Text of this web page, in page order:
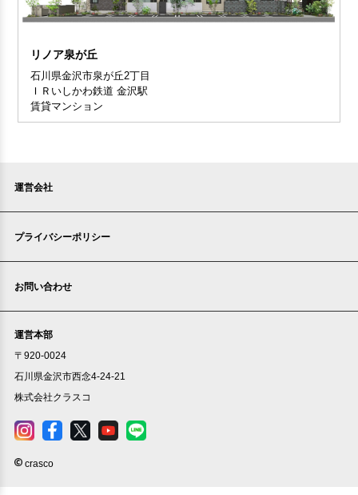
リノア泉が丘
石川県金沢市泉が丘2丁目
ＩＲいしかわ鉄道 金沢駅
賃貸マンション
運営会社
プライバシーポリシー
お問い合わせ
運営本部
〒920-0024
石川県金沢市西念4-24-21
株式会社クラスコ
crasco